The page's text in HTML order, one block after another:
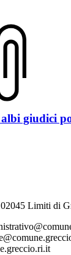
giudici
Limiti di